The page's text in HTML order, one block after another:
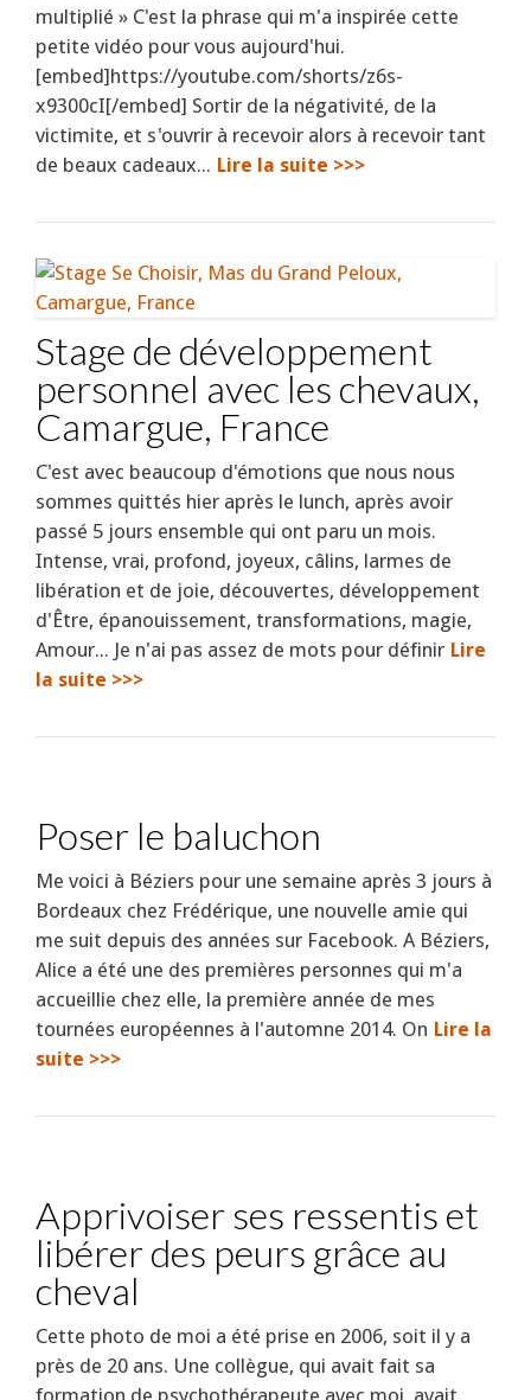
multiplié » C'est la phrase qui m'a inspirée cette
petite vidéo pour vous aujourd'hui.
[embed]https://youtube.com/shorts/z6s-
x9300cI[/embed] Sortir de la négativité, de la
victimite, et s'ouvrir à recevoir alors à recevoir tant
de beaux cadeaux... Lire la suite >>>
Stage de développement
personnel avec les chevaux,
Camargue, France
C'est avec beaucoup d'émotions que nous nous
sommes quittés hier après le lunch, après avoir
passé 5 jours ensemble qui ont paru un mois.
Intense, vrai, profond, joyeux, câlins, larmes de
libération et de joie, découvertes, développement
d'Être, épanouissement, transformations, magie,
Amour... Je n'ai pas assez de mots pour définir Lire
la suite >>>
Poser le baluchon
Me voici à Béziers pour une semaine après 3 jours à
Bordeaux chez Frédérique, une nouvelle amie qui
me suit depuis des années sur Facebook. A Béziers,
Alice a été une des premières personnes qui m'a
accueillie chez elle, la première année de mes
tournées européennes à l'automne 2014. On Lire la
suite >>>
Apprivoiser ses ressentis et
libérer des peurs grâce au
cheval
Cette photo de moi a été prise en 2006, soit il y a
près de 20 ans. Une collègue, qui avait fait sa
formation de psychothérapeute avec moi, avait